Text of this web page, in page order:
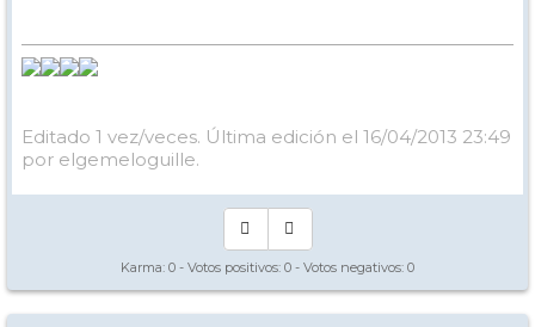
Editado 1 vez/veces. Última edición el 16/04/2013 23:49
por elgemeloguille.
Karma: 0 - Votos positivos: 0 - Votos negativos: 0